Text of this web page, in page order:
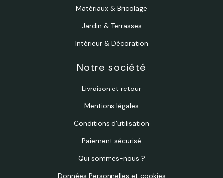
Matériaux & Bricolage
Jardin & Terrasses
Intérieur & Décoration
Notre société
Livraison et retour
Mentions légales
Conditions d'utilisation
Paiement sécurisé
Qui sommes-nous ?
Données Personnelles et cookies